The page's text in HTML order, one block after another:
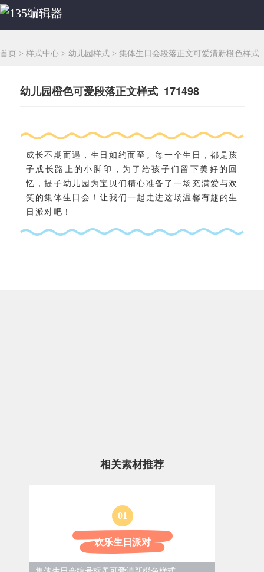
首页 > 样式中心 > 幼儿园样式 > 集体生日会段落正文可爱清新橙色样式
幼儿园橙色可爱段落正文样式 171498
成长不期而遇，生日如约而至。每一个生日，都是孩
子成长路上的小脚印，为了给孩子们留下美好的回
忆，提子幼儿园为宝贝们精心准备了一场充满爱与欢
笑的集体生日会！让我们一起走进这场温馨有趣的生
日派对吧！
相关素材推荐
01
欢乐生日派对